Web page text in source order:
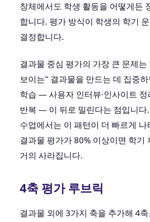
창체에서도 학생 활동을 어떻게든
합니다. 평가 방식이 학생의 학기
결정합니다.
결과물 중심 평가의 가장 큰 문제
보이는" 결과물을 만드는 데 집중
학습 — 사용자 인터뷰·인사이트 정
반복 — 이 뒤로 밀린다는 점입니다
수업에서는 이 패턴이 더 빠르게 나
결과물 평가가 80% 이상이면 학기
거의 사라집니다.
4축 평가 루브릭
결과물 외에 3가지 축을 추가해 4